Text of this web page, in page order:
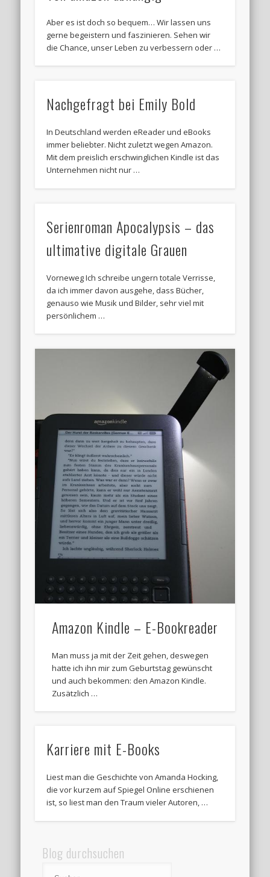
Aber es ist doch so bequem… Wir lassen uns
gerne begeistern und faszinieren. Sehen wir
die Chance, unser Leben zu verbessern oder …
Nachgefragt bei Emily Bold
In Deutschland werden eReader und eBooks
immer beliebter. Nicht zuletzt wegen Amazon.
Mit dem preislich erschwinglichen Kindle ist das
Unternehmen nicht nur …
Serienroman Apocalypsis – das
ultimative digitale Grauen
Vorneweg Ich schreibe ungern totale Verrisse,
da ich immer davon ausgehe, dass Bücher,
genauso wie Musik und Bilder, sehr viel mit
persönlichem …
Amazon Kindle – E-Bookreader
Man muss ja mit der Zeit gehen, deswegen
hatte ich ihn mir zum Geburtstag gewünscht
und auch bekommen: den Amazon Kindle.
Zusätzlich …
Karriere mit E-Books
Liest man die Geschichte von Amanda Hocking,
die vor kurzem auf Spiegel Online erschienen
ist, so liest man den Traum vieler Autoren, …
Blog durchsuchen